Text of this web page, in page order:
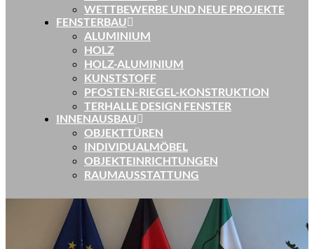
WETTBEWERBE UND NEUE PROJEKTE
FENSTERBAU
ALUMINIUM
HOLZ
HOLZ-ALUMINIUM
KUNSTSTOFF
PFOSTEN-RIEGEL-KONSTRUKTION
TERHALLE DESIGN FENSTER
INNENAUSBAU
OBJEKTTÜREN
INDIVIDUALMÖBEL
OBJEKTEINRICHTUNGEN
RAUMAUSSTATTUNG